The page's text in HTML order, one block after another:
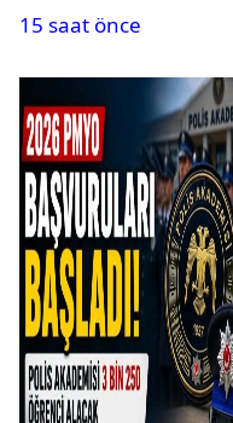
15 saat önce